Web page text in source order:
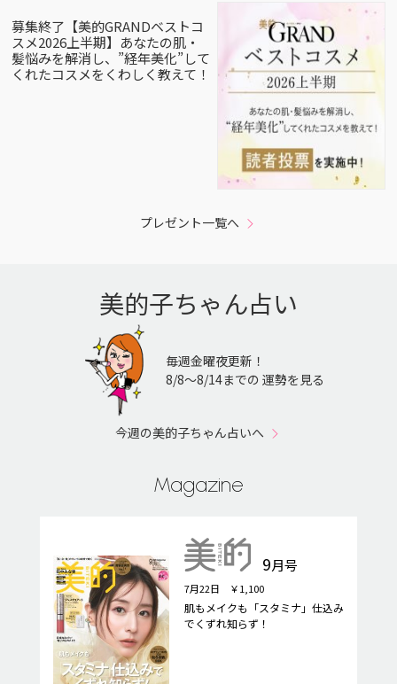
募集終了【美的GRANDベストコ
スメ2026上半期】あなたの肌・
髪悩みを解消し、”経年美化”して
くれたコスメをくわしく教えて！
プレゼント一覧へ
美的子ちゃん占い
毎週金曜夜更新！
8/8〜8/14までの 運勢を見る
今週の美的子ちゃん占いへ
Magazine
9月号
7月22日 ￥1,100
肌もメイクも「スタミナ」仕込み
でくずれ知らず！